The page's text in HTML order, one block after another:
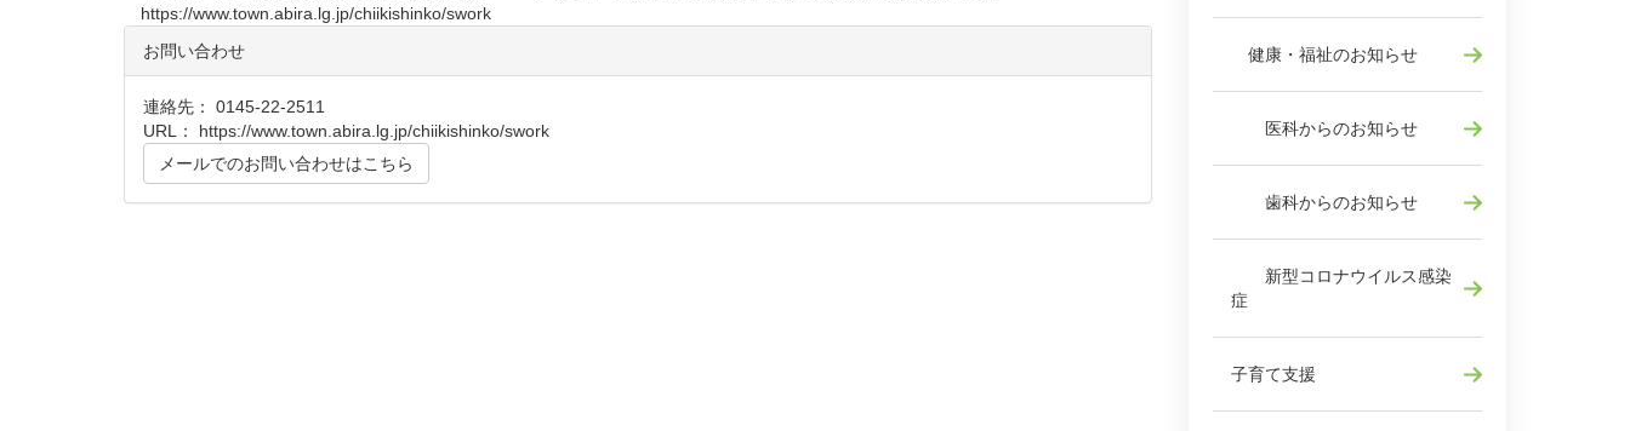
https://www.town.abira.lg.jp/chiikishinko/swork
お問い合わせ
連絡先： 0145-22-2511
URL： https://www.town.abira.lg.jp/chiikishinko/swork
メールでのお問い合わせはこちら
健康・福祉のお知らせ
医科からのお知らせ
歯科からのお知らせ
新型コロナウイルス感染
症
子育て支援